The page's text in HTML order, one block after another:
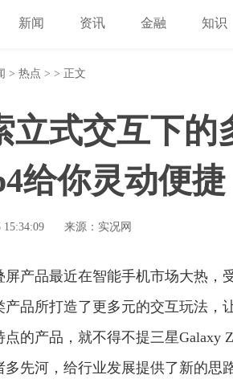
新闻 资讯 金融 知识
> 热点 > > 正文
立式交互下的
给你灵动便捷
15:34:09 来源：实况网
屏产品最近在智能手机市场大热，
产品所打造了更多元的交互玩法，
点的产品，就不得不提三星Galaxy
多先河，给行业发展提供了新的思